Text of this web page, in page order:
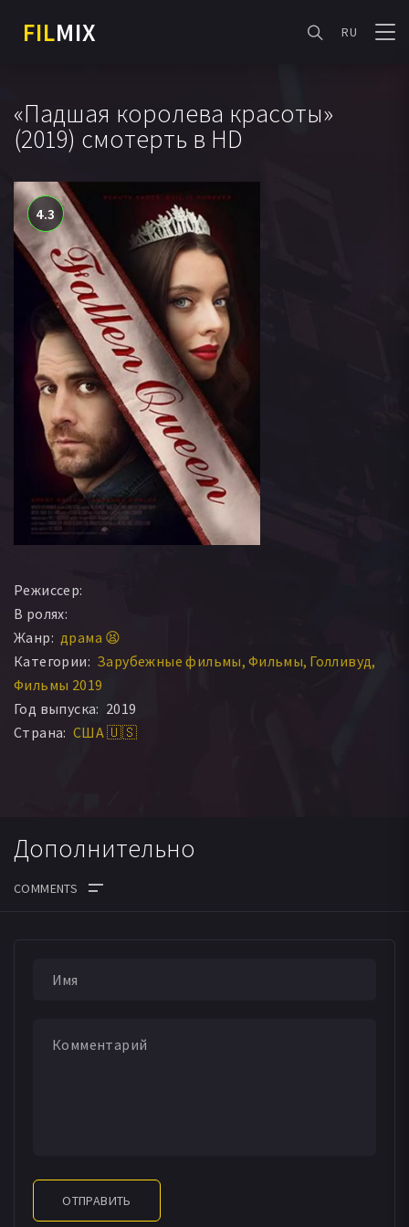
FILMIX RU
«Падшая королева красоты»
(2019) смотерть в HD
4.3
Режиссер:
В ролях:
Жанр: драма 😫
Категории: Зарубежные фильмы Фильмы Голливуд
Фильмы 2019
Год выпуска: 2019
Страна: США 🇺🇸
Дополнительно
ОТПРАВИТЬ